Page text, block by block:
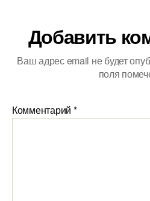
Добавить
Ваш адрес email не будет
поля
Комментарий *